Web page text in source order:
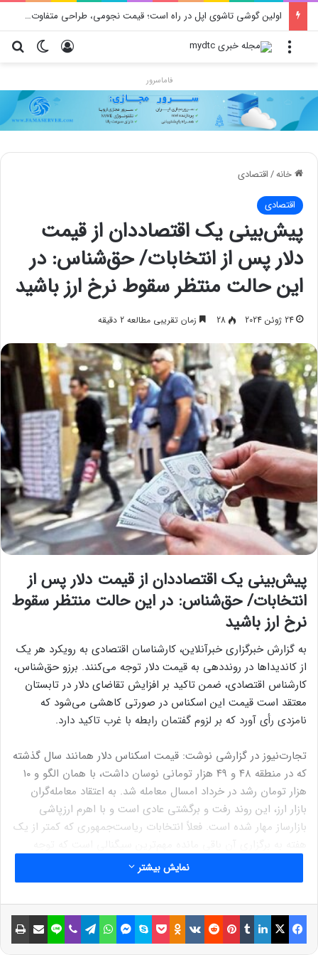
اولین گوشی تاشوی اپل در راه است؛ قیمت نجومی، طراحی متفاوت و زمان رونمایی احتمالی
تغییر ورود منو
فاماسرور
خانه/اقتصادی
اقتصادی
پیش‌بینی یک اقتصاددان از قیمت
دلار پس از انتخابات/ حق‌شناس: در
این حالت منتظر سقوط نرخ ارز باشید
24 ژوئن 2024 28 زمان تقریبی مطالعه 2 دقیقه
پیش‌بینی یک اقتصاددان از قیمت دلار پس از
انتخابات/ حق‌شناس: در این حالت منتظر سقوط
نرخ ارز باشید
به گزارش خبرگزاری خبرآنلاین، کارشناسان اقتصادی به رویکرد هر یک
از کاندیداها در رونددهی به قیمت دلار توجه می‌کنند. برزو حق‌شناس،
کارشناس اقتصادی، ضمن تاکید بر افزایش تقاضای دلار در تابستان
معتقد است قیمت این اسکناس در صورتی کاهشی می‌شود که
نامزدی رأی آورد که بر لزوم گفتمان رابطه با غرب تاکید دارد.
تجارت‌نیوز در گزارشی نوشت: قیمت اسکناس دلار همانند سال گذشته
که در منطقه ۴۸ و ۴۹ هزار تومانی نوسان داشت، با همان الگو و ۱۰
هزار تومان رشد در خرداد امسال معامله شد. به اعتقاد معامله‌گران
بازار ارز، این روند رفت و برگشتی عادی است و با اهرم ارزپاشی
بازارساز مهار شده است. فعلاً انتخابات ریاست‌جمهوری که کمتر از یک
فعالان بازارهای مالی را جلب کرده است.
در همین راستا برزو حق‌شناس، کارشناس اقتصادی، با تاکید بر روند
ساید قیمت دلار در هفته‌های گذشته به تجارت‌نیوز گفت: «با توجه به
نمایش بیشتر
فیسبوک ایکس لینکداین تامبلر پینتریست Reddit
VKontakte
Odnoklassniki پاکت اسکایپ مسنجر واتس آپ تلگرام وایبر لاین اشتراک گذاری با ایمیل